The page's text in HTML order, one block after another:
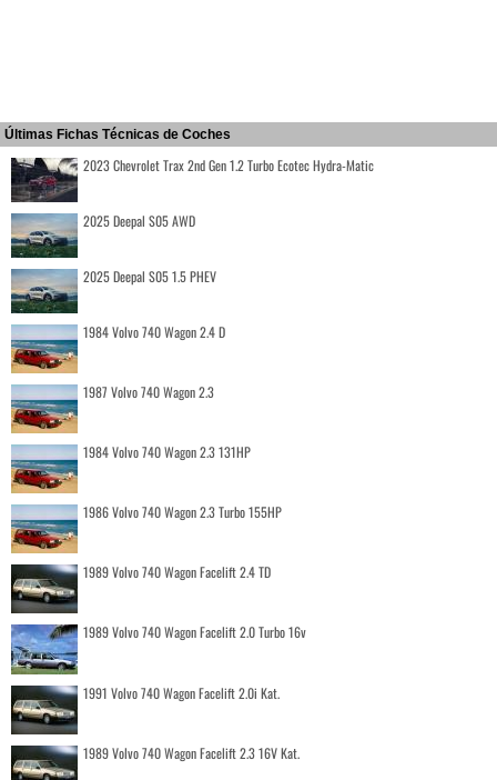
Últimas Fichas Técnicas de Coches
2023 Chevrolet Trax 2nd Gen 1.2 Turbo Ecotec Hydra-Matic
2025 Deepal S05 AWD
2025 Deepal S05 1.5 PHEV
1984 Volvo 740 Wagon 2.4 D
1987 Volvo 740 Wagon 2.3
1984 Volvo 740 Wagon 2.3 131HP
1986 Volvo 740 Wagon 2.3 Turbo 155HP
1989 Volvo 740 Wagon Facelift 2.4 TD
1989 Volvo 740 Wagon Facelift 2.0 Turbo 16v
1991 Volvo 740 Wagon Facelift 2.0i Kat.
1989 Volvo 740 Wagon Facelift 2.3 16V Kat.